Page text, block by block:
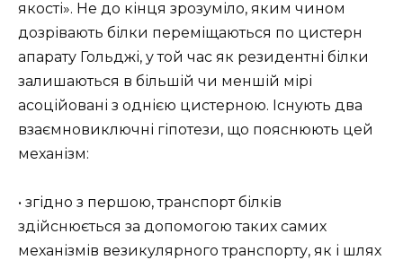
якості». Не до кінця зрозуміло, яким чином
дозрівають білки переміщаються по цистерн
апарату Гольджі, у той час як резидентні білки
залишаються в більшій чи меншій мірі
асоційовані з однією цистерною. Існують два
взаємновиключні гіпотези, що пояснюють цей
механізм:
• згідно з першою, транспорт білків
здійснюється за допомогою таких самих
механізмів везикулярного транспорту, як і шлях